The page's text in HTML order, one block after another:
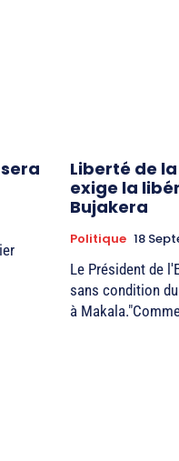
Liberté de
exige la
Bujakera
Politique 18
Le Président de
sans condition
à